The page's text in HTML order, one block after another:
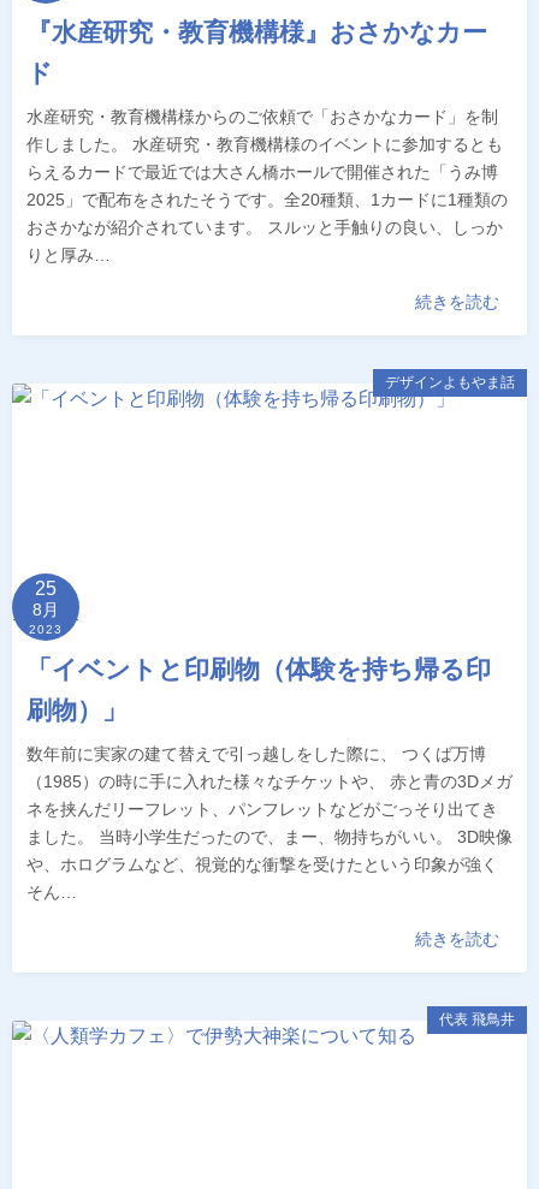
『水産研究・教育機構様』おさかなカー
ド
水産研究・教育機構様からのご依頼で「おさかなカード」を制
作しました。 水産研究・教育機構様のイベントに参加するとも
らえるカードで最近では大さん橋ホールで開催された「うみ博
2025」で配布をされたそうです。全20種類、1カードに1種類の
おさかなが紹介されています。 スルッと手触りの良い、しっか
りと厚み…
続きを読む
デザインよもやま話
25
8月
2023
「イベントと印刷物（体験を持ち帰る印
刷物）」
数年前に実家の建て替えで引っ越しをした際に、 つくば万博
（1985）の時に手に入れた様々なチケットや、 赤と青の3Dメガ
ネを挟んだリーフレット、パンフレットなどがごっそり出てき
ました。 当時小学生だったので、まー、物持ちがいい。 3D映像
や、ホログラムなど、視覚的な衝撃を受けたという印象が強く
そん…
続きを読む
代表 飛鳥井